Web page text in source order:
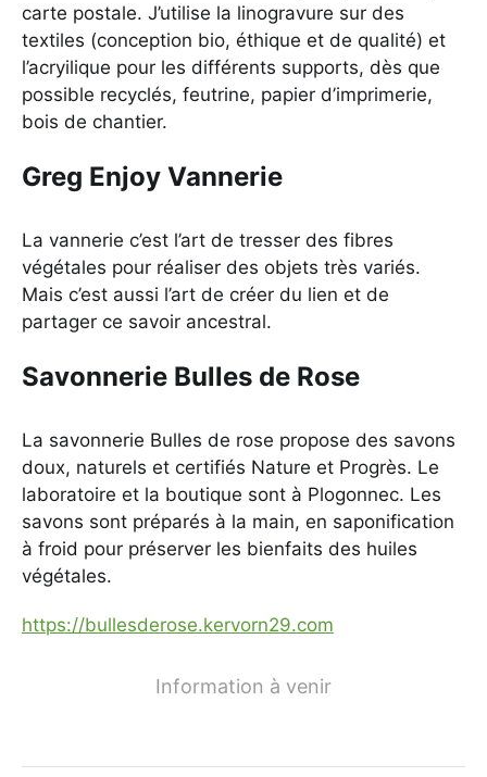
carte postale. J’utilise la linogravure sur des
textiles (conception bio, éthique et de qualité) et
l’acryilique pour les différents supports, dès que
possible recyclés, feutrine, papier d’imprimerie,
bois de chantier.
Greg Enjoy Vannerie
La vannerie c’est l’art de tresser des fibres
végétales pour réaliser des objets très variés.
Mais c’est aussi l’art de créer du lien et de
partager ce savoir ancestral.
Savonnerie Bulles de Rose
La savonnerie Bulles de rose propose des savons
doux, naturels et certifiés Nature et Progrès. Le
laboratoire et la boutique sont à Plogonnec. Les
savons sont préparés à la main, en saponification
à froid pour préserver les bienfaits des huiles
végétales.
https://bullesderose.kervorn29.com
Information à venir